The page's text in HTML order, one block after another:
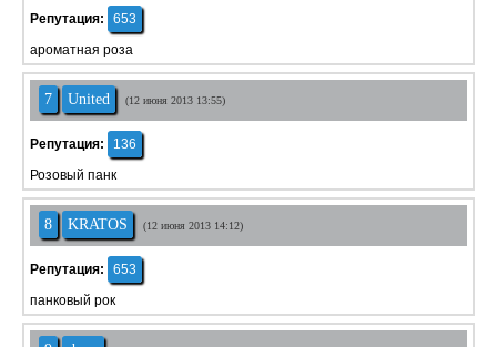
Репутация:
653
ароматная роза
7 United (12 июня 2013 13:55)
Репутация:
136
Розовый панк
8 KRATOS (12 июня 2013 14:12)
Репутация:
653
панковый рок